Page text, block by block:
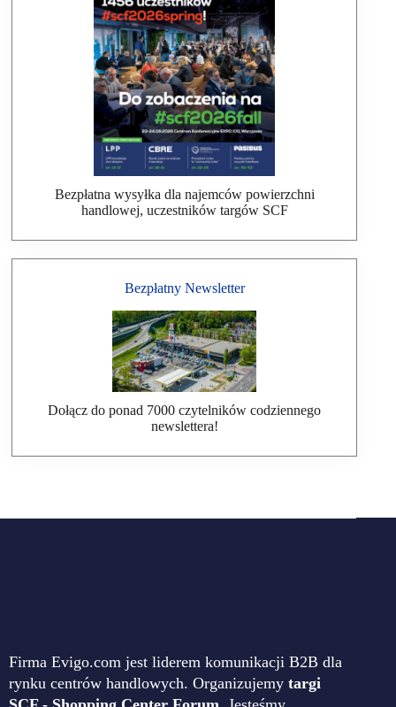
Bezpłatna wysyłka dla najemców powierzchni
handlowej, uczestników targów SCF
Bezpłatny Newsletter
Dołącz do ponad 7000 czytelników codziennego
newslettera!
Firma Evigo.com jest liderem komunikacji B2B dla
rynku centrów handlowych. Organizujemy targi